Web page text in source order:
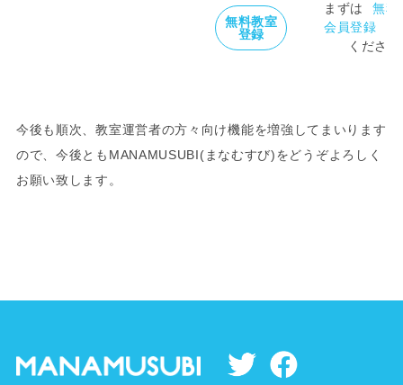
無料教室
登録
まずは
無料
会員登録
ください
今後も順次、教室運営者の方々向け機能を増強してまいります
ので、今後ともMANAMUSUBI(まなむすび)をどうぞよろしく
お願い致します。